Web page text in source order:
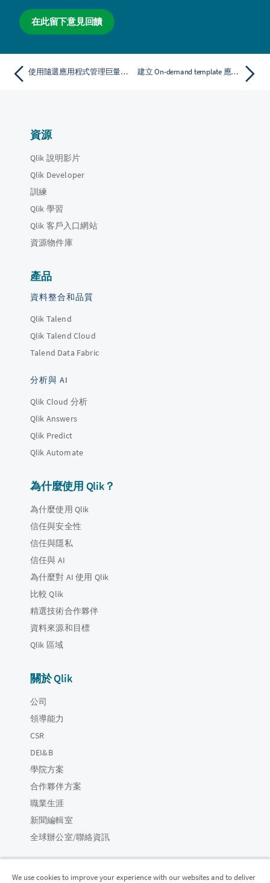
在此留下意見回饋
使用隨選應用程式管理巨量資料 建立 On-demand template 應用程式
資源
Qlik 說明影片
Qlik Developer
訓練
Qlik 學習
Qlik 客戶入口網站
資源物件庫
產品
資料整合和品質
Qlik Talend
Qlik Talend Cloud
Talend Data Fabric
分析與 AI
Qlik Cloud 分析
Qlik Answers
Qlik Predict
Qlik Automate
為什麼使用 Qlik？
為什麼使用 Qlik
信任與安全性
信任與隱私
信任與 AI
為什麼對 AI 使用 Qlik
比較 Qlik
精選技術合作夥伴
資料來源和目標
Qlik 區域
關於 Qlik
公司
領導能力
CSR
DEI&B
學院方案
合作夥伴方案
職業生涯
新聞編輯室
全球辦公室/聯絡資訊
We use cookies to improve your experience with our websites and to deliver